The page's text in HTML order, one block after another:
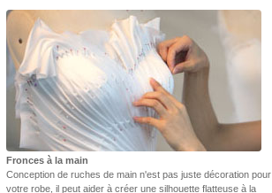
Fronces à la main
Conception de ruches de main n'est pas juste décoration pour
votre robe, il peut aider à créer une silhouette flatteuse à la